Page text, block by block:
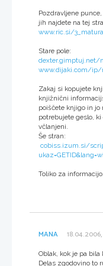
Pozdravljene
jih najdete na tej
www.ric.si/
Stare pole:
dexter.gimptuj.net/
www.dijaki.com/ip/
Zakaj si kopujete
knjižnični
poiščete knjigo in jo
potrebujete geslo,
včlanjeni.
Še stran:
cobiss.izum.si/
Toliko za informacijo.
MANA
Oblak, kok je pa bila
Delas zgodovino to